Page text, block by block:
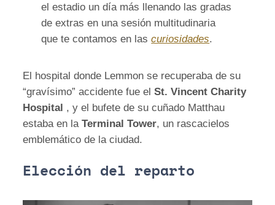
el estadio un día más llenando las gradas
de extras en una sesión multitudinaria
que te contamos en lascuriosidades.
El hospital donde Lemmon se recuperaba de su
“gravísimo” accidente fue elSt. Vincent Charity
Hospital , y el bufete de su cuñado Matthau
estaba en laTerminal Tower, un rascacielos
emblemático de la ciudad.
Elección del reparto